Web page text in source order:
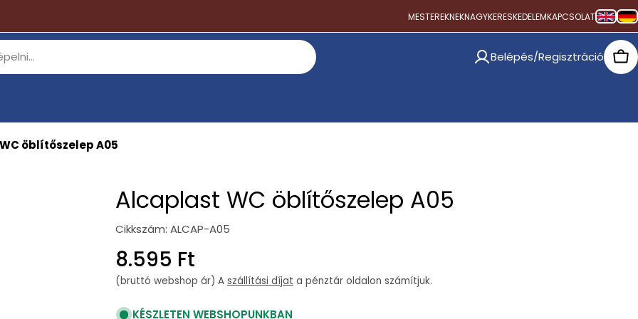
MESTEREKNEKNAGYKERESKEDELEMKAPCSOLAT
Belépés/Regisztráció
öblítőszelep A05
Alcaplast WC öblítőszelep A05
Cikkszám: ALCAP-A05
Regular
price
8.595 Ft
(bruttó webshop ár) A szállítási díjat a pénztár oldalon számítjuk.
KÉSZLETEN WEBSHOPUNKBAN